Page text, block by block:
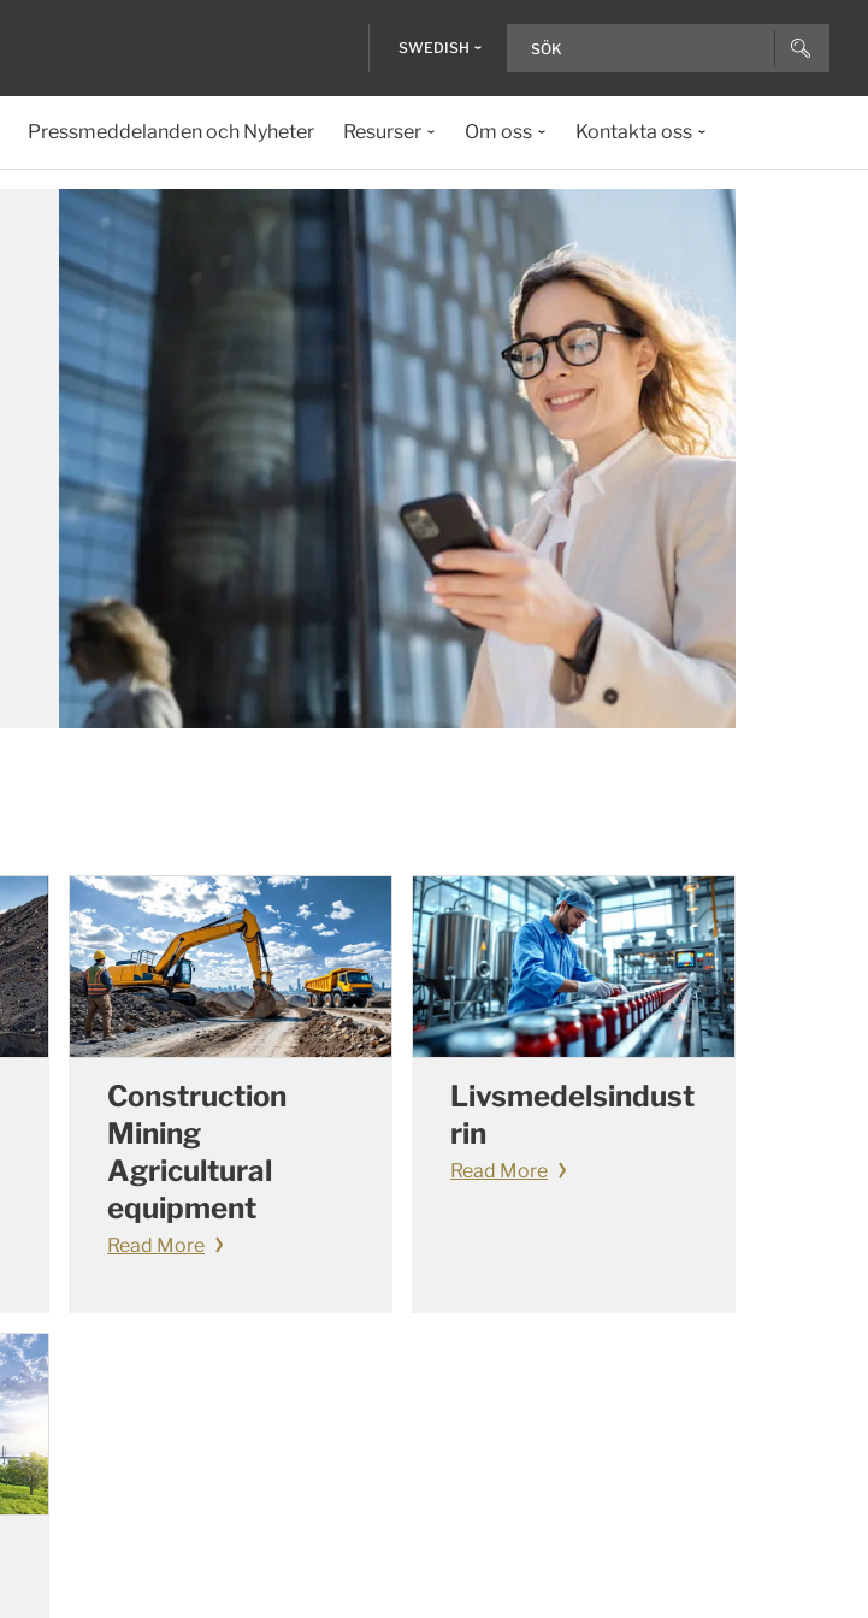
SWEDISH
Pressmeddelanden och Nyheter Resurser Om oss Kontakta oss
Construction
Mining
Agricultural
equipment
Read More
Livsmedelsindust
rin
Read More